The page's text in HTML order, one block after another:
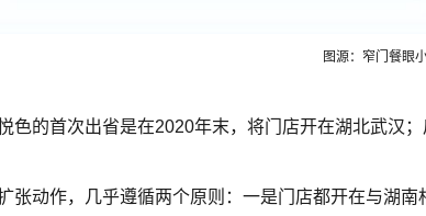
图源：窄门餐眼
色的首次出省是在2020年末，将门店开在湖北武汉
张动作，几乎遵循两个原则：一是门店都开在与湖